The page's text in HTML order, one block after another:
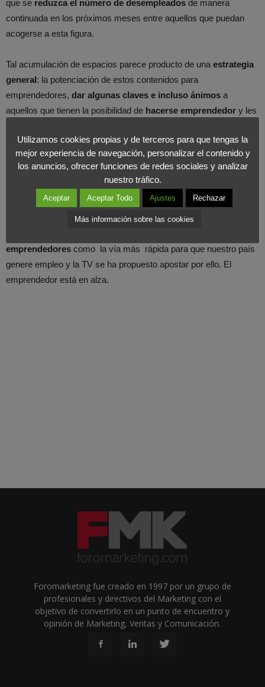
que se reduzca el número de desempleados de manera
continuada en los próximos meses entre aquellos que puedan
acogerse a esta figura.
Tal acumulación de espacios parece producto de una estrategia
general: la potenciación de estos contenidos para
emprendedores, dar algunas claves e incluso ánimos a
aquellos que tienen la posibilidad de hacerse emprendedor y les
principios básicos para constituirse como empresa y pueden
sacar sus enseñanzas de estos espacios.
Sea como sea, la audiencia tendrá que decidir si se muestra en
sintonía con tal propuesta y si conecta con estos espacios de
asesoramiento de emprendedores, unos espacios que desde el
emprendedores como la vía más rápida para que nuestro país
genere empleo y la TV se ha propuesto apostar por ello. El
emprendedor está en alza.
Foromarketing fue creado en 1997 por un grupo de
profesionales y directivos del Marketing con el
objetivo de convertirlo en un punto de encuentro y
opinión de Marketing, Ventas y Comunicación.
Utilizamos cookies propias y de terceros para que tengas la
mejor experiencia de navegación, personalizar el contenido y
los anuncios, ofrecer funciones de redes sociales y analizar
nuestro tráfico.
Aceptar Aceptar Todo Ajustes Rechazar
Más información sobre las cookies